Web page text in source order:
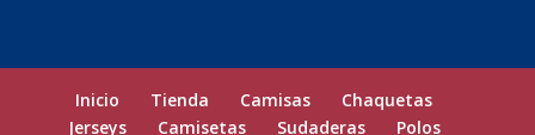
Inicio Tienda Camisas
Chaquetas
Jerseys
Camisetas Sudaderas Polos